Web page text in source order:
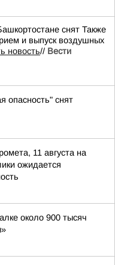
снят Также
и выпуск воздушных
новость// Вести
опасность" снят
11 августа на
ожидается
около 900 тысяч